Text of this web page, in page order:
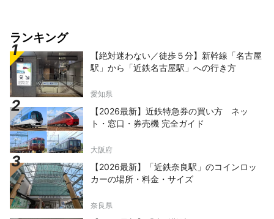
ランキング
【絶対迷わない／徒歩５分】新幹線「名古屋
駅」から「近鉄名古屋駅」への行き方
愛知県
【2026最新】近鉄特急券の買い方 ネッ
ト・窓口・券売機 完全ガイド
大阪府
【2026最新】「近鉄奈良駅」のコインロッ
カーの場所・料金・サイズ
奈良県